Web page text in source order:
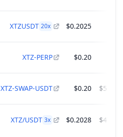
XTZUSDT 20x $0.2025
XTZ-PERP $0.20
XTZ-SWAP-USDT $0.20
XTZ/USDT 3x $0.2028